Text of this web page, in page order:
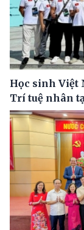
Học sinh Việt
Trí tuệ nhân